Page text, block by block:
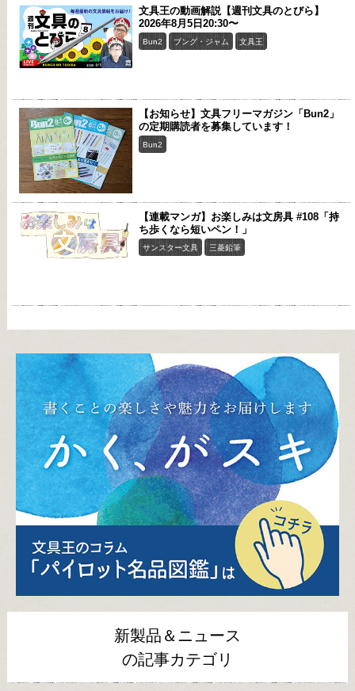
文具王の動画解説【週刊文具のとびら】
2026年8月5日20:30〜
Bun2 ブング・ジャム 文具王
【お知らせ】文具フリーマガジン「Bun2」
の定期購読者を募集しています！
Bun2
【連載マンガ】お楽しみは文房具 #108「持
ち歩くなら短いペン！」
サンスター文具 三菱鉛筆
新製品＆ニュース
の記事カテゴリ